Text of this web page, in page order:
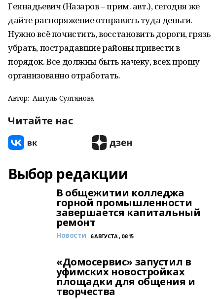
Геннадьевич (Назаров – прим. авт.), сегодня же
дайте распоряжение отправить туда деньги.
Нужно всё почистить, восстановить дороги, грязь
убрать, пострадавшие районы привести в
порядок. Все должны быть начеку, всех прошу
организованно отработать.
Автор: Айгуль Султанова
Читайте нас
Выбор редакции
В общежитии колледжа
горной промышленности
завершается капитальный
ремонт
Новости 6 АВГУСТА , 06:15
«Домосервис» запустил в
уфимских новостройках
площадки для общения и
творчества